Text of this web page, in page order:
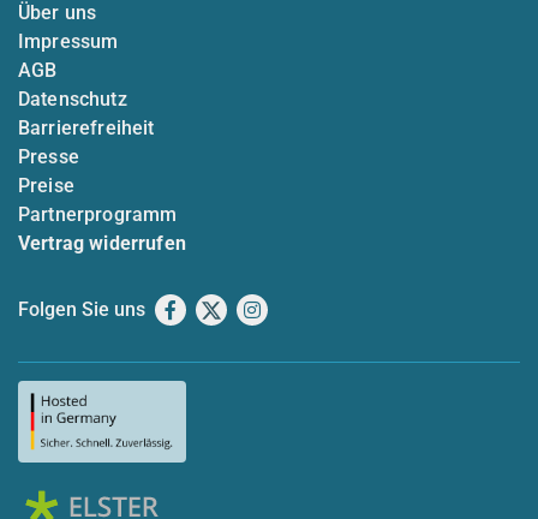
Über uns
Impressum
AGB
Datenschutz
Barrierefreiheit
Presse
Preise
Partnerprogramm
Vertrag widerrufen
Folgen Sie uns Facebook
X Instagram